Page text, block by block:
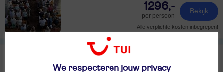
1296,-
per persoon
Bekijk
Alle verplichte kosten inbegrepen!
8-daagse rondreis Uitwaaien in
Denemarken
We respecteren jouw privacy